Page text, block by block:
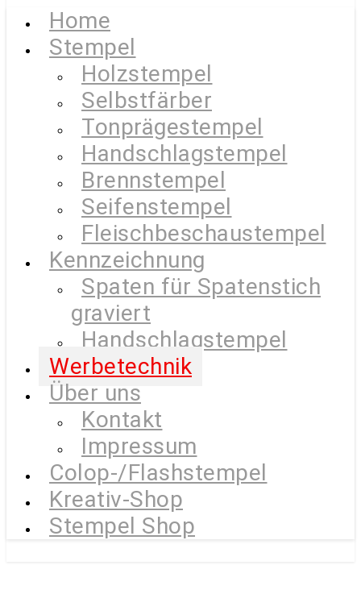
Home
Stempel
Holzstempel
Selbstfärber
Tonprägestempel
Handschlagstempel
Brennstempel
Seifenstempel
Fleischbeschaustempel
Kennzeichnung
Spaten für Spatenstich
graviert
Handschlagstempel
Werbetechnik
Über uns
Kontakt
Impressum
Colop-/Flashstempel
Kreativ-Shop
Stempel Shop